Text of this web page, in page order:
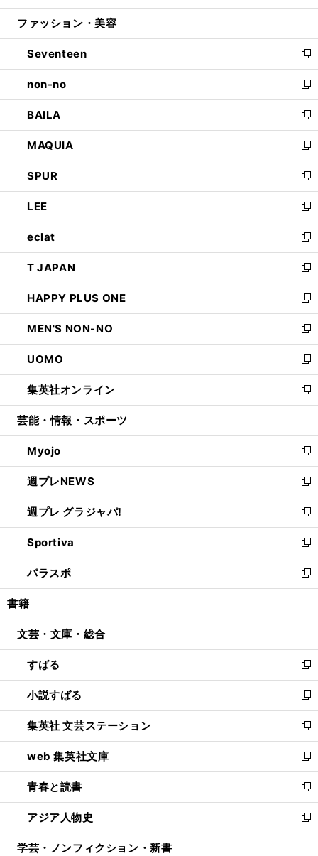
開
ウ
開
く
ン
ウ
で
開
く
ウ
ン
ド
ウ
で
開
く
ファッション・美容
Seventeen
新
し
い
ウ
ィ
ン
ド
ウ
で
開
く
non-no
新
し
い
ウ
ィ
ン
ド
ウ
で
開
く
BAILA
新
し
い
ウ
ィ
ン
ド
ウ
で
開
く
MAQUIA
新
し
い
ウ
ィ
ン
ド
ウ
で
開
く
SPUR
新
し
い
ウ
ィ
ン
ド
ウ
で
開
く
LEE
新
し
い
ウ
ィ
ン
ド
ウ
で
開
く
eclat
新
し
い
ウ
ィ
ン
ド
ウ
で
開
く
T JAPAN
新
し
い
ウ
ィ
ン
ド
ウ
で
開
HAPPY PLUS ONE
新
し
い
ウ
ィ
ン
ド
ウ
開
く
MEN'S NON-NO
新
し
い
ウ
ィ
ン
ウ
で
開
く
UOMO
新
し
い
ウ
ン
ド
ウ
で
開
く
集英社オンライン
新
し
ウ
ィ
ン
ド
ウ
で
開
く
芸能・情報・スポーツ
Myojo
新
し
い
ウ
ィ
ン
ド
ウ
で
開
週プレNEWS
新
し
い
ウ
ィ
ン
ド
ウ
開
週プレ グラジャパ!
新
し
い
ウ
ィ
ン
ウ
開
く
Sportiva
新
し
い
ウ
ン
ウ
で
開
く
パラスポ
新
し
ウ
ン
ド
ウ
で
開
く
書籍
文芸・文庫・総合
すばる
新
し
い
ウ
ィ
ン
ド
ウ
で
開
く
小説すばる
新
し
い
ウ
ィ
ン
ド
ウ
で
開
集英社 文芸ステーション
新
し
い
ウ
ィ
ン
ド
ウ
web 集英社文庫
新
し
い
ウ
ィ
ン
青春と読書
新
し
い
ウ
アジア人物史
新
し
学芸・ノンフィクション・新書